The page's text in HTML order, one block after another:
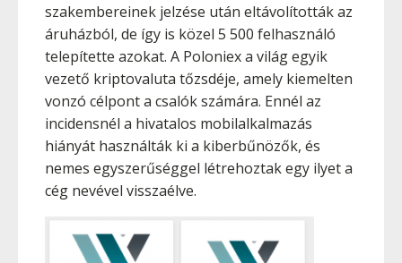
szakembereinek jelzése után eltávolították az
áruházból, de így is közel 5 500 felhasználó
telepítette azokat. A Poloniex a világ egyik
vezető kriptovaluta tőzsdéje, amely kiemelten
vonzó célpont a csalók számára. Ennél az
incidensnél a hivatalos mobilalkalmazás
hiányát használták ki a kiberbűnözők, és
nemes egyszerűséggel létrehoztak egy ilyet a
cég nevével visszaélve.